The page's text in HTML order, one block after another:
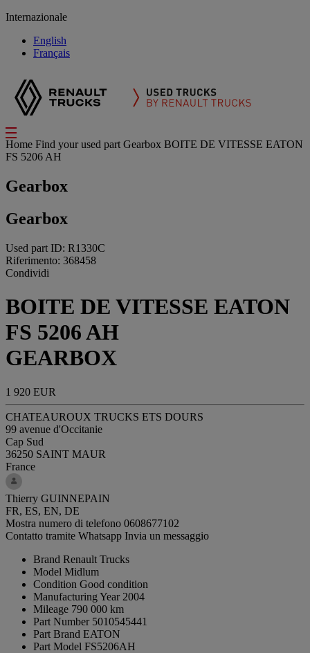
Internazionale
English
Français
Home Find your used part Gearbox BOITE DE VITESSE EATON
FS 5206 AH
Gearbox
Gearbox
Used part ID: R1330C
Riferimento: 368458
Condividi
BOITE DE VITESSE EATON
FS 5206 AH
GEARBOX
1 920 EUR
CHATEAUROUX TRUCKS ETS DOURS
99 avenue d'Occitanie
Cap Sud
36250 SAINT MAUR
France
Thierry GUINNEPAIN
FR, ES, EN, DE
Mostra numero di telefono 0608677102
Contatto tramite Whatsapp Invia un messaggio
Brand Renault Trucks
Model Midlum
Condition Good condition
Manufacturing Year 2004
Mileage 790 000 km
Part Number 5010545441
Part Brand EATON
Part Model FS5206AH